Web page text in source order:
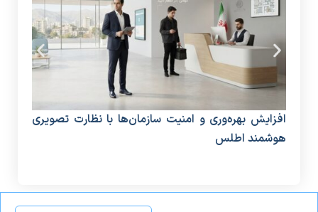
افزایش بهره‌وری و امنیت سازمان‌ها با نظارت تصویری
هوشمند اطلس